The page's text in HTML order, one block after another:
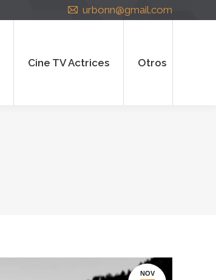
urbonn@gmail.com
Cine TV Actrices Otros
NOV
Cine TV Actrices Otros